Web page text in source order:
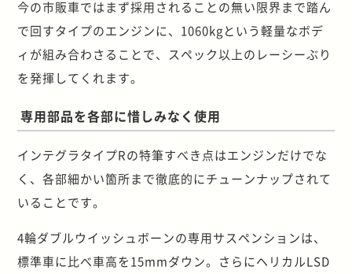
今の市販車ではまず採用されることの無い限界まで踏ん
で回すタイプのエンジンに、1060kgという軽量なボデ
ィが組み合わさることで、スペック以上のレーシーぶり
を発揮してくれます。
専用部品を各部に惜しみなく使用
インテグラタイプRの特筆すべき点はエンジンだけでな
く、各部細かい箇所まで徹底的にチューンナップされて
いることです。
4輪ダブルウイッシュボーンの専用サスペンションは、
標準車に比べ車高を15mmダウン。さらにヘリカルLSD